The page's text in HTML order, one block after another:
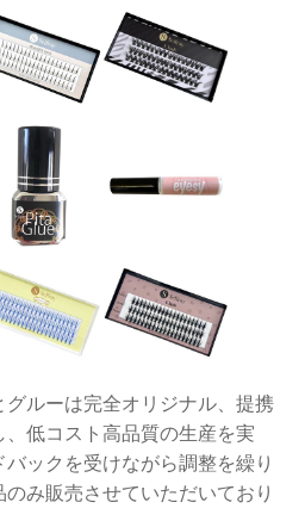
ルーは完全オリジナル、提携
低コスト高品質の生産を実
ックを受けながら調整を繰り
み販売させていただいており